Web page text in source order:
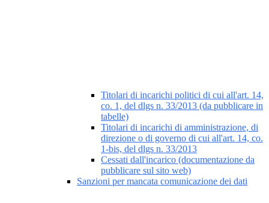
Titolari di incarichi politici di cui all'art. 14,
co. 1, del dlgs n. 33/2013 (da pubblicare in
tabelle)
Titolari di incarichi di amministrazione, di
direzione o di governo di cui all'art. 14, co.
1-bis, del dlgs n. 33/2013
Cessati dall'incarico (documentazione da
pubblicare sul sito web)
Sanzioni per mancata comunicazione dei dati